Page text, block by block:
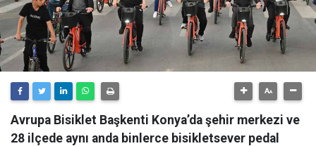
Avrupa Bisiklet Başkenti Konya’da şehir merkezi ve
28 ilçede aynı anda binlerce bisikletsever pedal